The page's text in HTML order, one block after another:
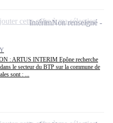
: ARTUS INTERIM Epône recherche
le secteur du BTP sur la commune de
sont : ...
IntérimNon renseigné
cette offre à ma sélection